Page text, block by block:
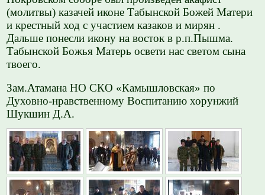
(молитвы) казачей иконе Табынской Божей Матери
и крестный ход с участием казаков и мирян .
Дальше понесли икону на восток в р.п.Пышма.
Табынской Божья Матерь освети нас светом сына
твоего.
Зам.Атамана НО СКО «Камышловская» по
Духовно-нравственному Воспитаниюхорунжий
Шукшин Д.А.